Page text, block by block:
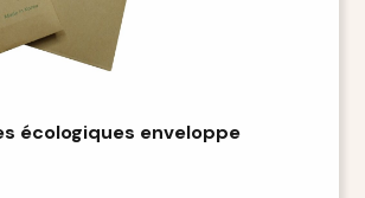
écologiques enveloppe